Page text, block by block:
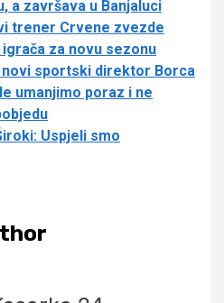
a završava u Banjaluci
trener Crvene zvezde
za novu sezonu
sportski direktor Borca
umanjimo poraz i ne
Uspjeli smo